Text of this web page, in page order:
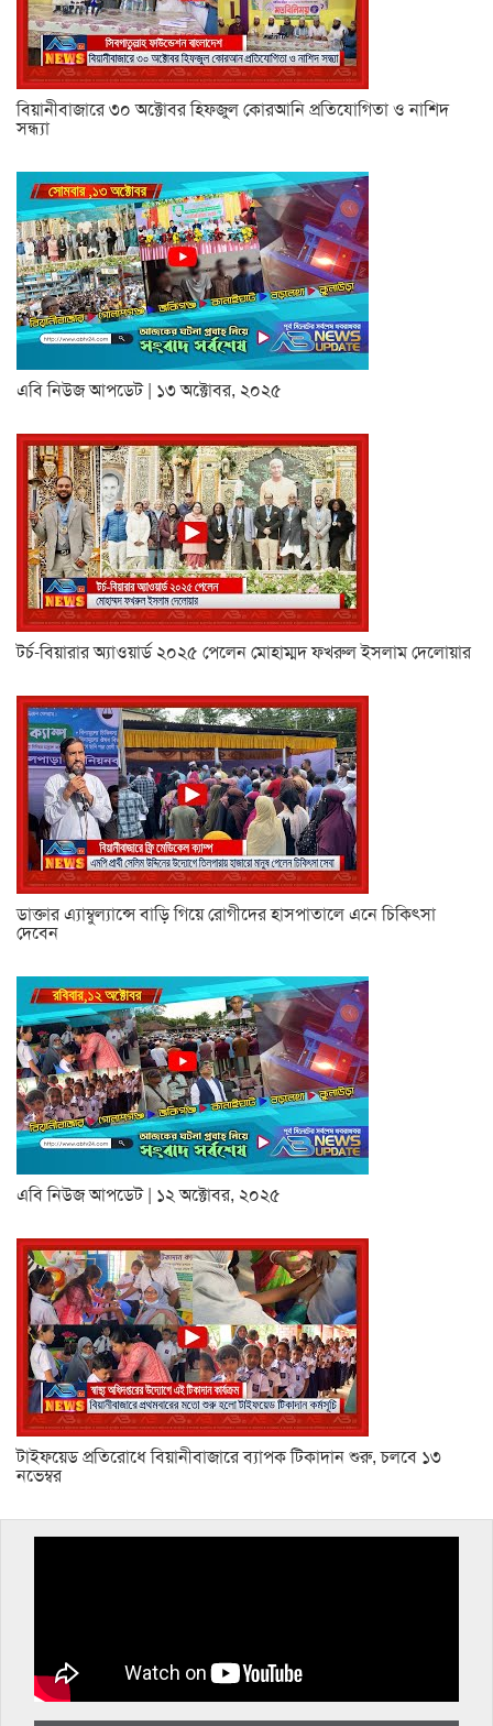
বিয়ানীবাজারে ৩০ অক্টোবর হিফজুল কোরআনি প্রতিযোগিতা ও নাশিদ
সন্ধ্যা
এবি নিউজ আপডেট | ১৩ অক্টোবর, ২০২৫
টর্চ-বিয়ারার অ্যাওয়ার্ড ২০২৫ পেলেন মোহাম্মদ ফখরুল ইসলাম দেলোয়ার
ডাক্তার এ্যাম্বুল্যান্সে বাড়ি গিয়ে রোগীদের হাসপাতালে এনে চিকিৎসা
দেবেন
এবি নিউজ আপডেট | ১২ অক্টোবর, ২০২৫
টাইফয়েড প্রতিরোধে বিয়ানীবাজারে ব্যাপক টিকাদান শুরু, চলবে ১৩
নভেম্বর